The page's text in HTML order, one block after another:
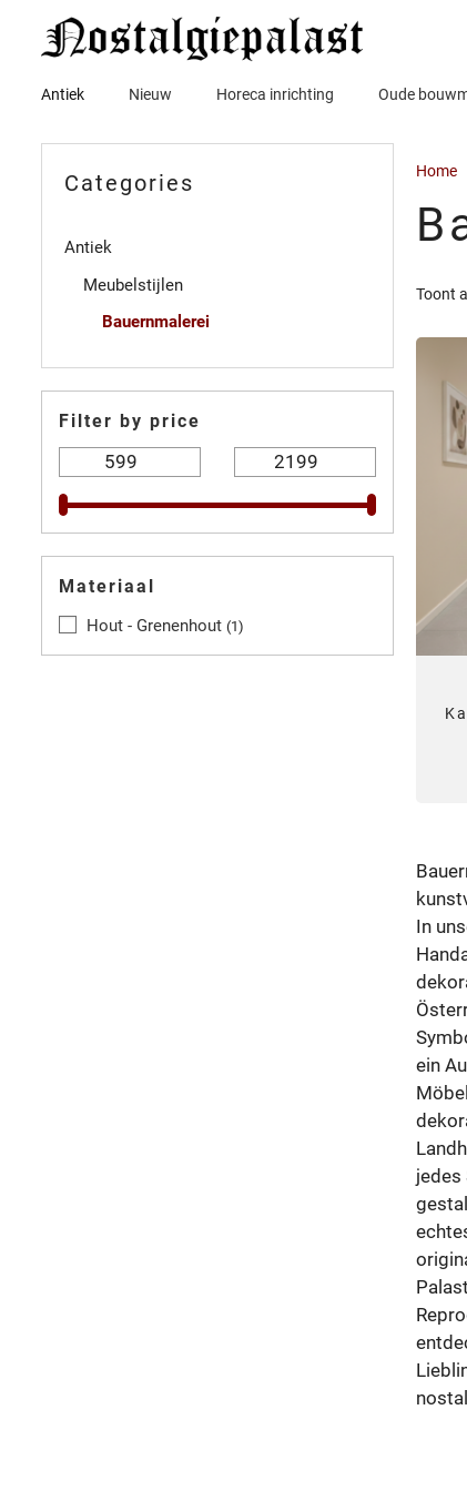
inhoudAntiek Nieuw Horeca inrichting Oude
Home
Toont
In
ein
jedes
Categories
Antiek
Meubelstijlen
Bauernmalerei
Filter by price
Materiaal
Hout - Grenenhout 1